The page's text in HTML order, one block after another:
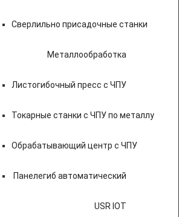
Сверлильно присадочные станки
Металлообработка
Листогибочный пресс с ЧПУ
Токарные станки с ЧПУ по металлу
Обрабатывающий центр с ЧПУ
Панелегиб автоматический
USR IOT